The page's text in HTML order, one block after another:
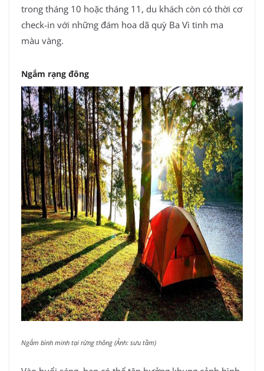
trong tháng 10 hoặc tháng 11, du khách còn có thời cơ
check-in với những đám hoa dã quỳ Ba Vì tinh ma
màu vàng.
Ngắm rạng đông
Ngắm bình minh tại rừng thông (Ảnh: sưu tầm)